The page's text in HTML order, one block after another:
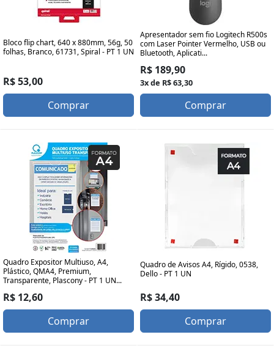
Bloco flip chart, 640 x 880mm, 56g, 50
folhas, Branco, 61731, Spiral - PT 1 UN
R$ 53,00
Comprar
Apresentador sem fio Logitech R500s
com Laser Pointer Vermelho, USB ou
Bluetooth, Aplicati...
R$ 189,90
3x de R$ 63,30
Comprar
Quadro Expositor Multiuso, A4,
Plástico, QMA4, Premium,
Transparente, Plascony - PT 1 UN...
R$ 12,60
Comprar
Quadro de Avisos A4, Rígido, 0538,
Dello - PT 1 UN
R$ 34,40
Comprar